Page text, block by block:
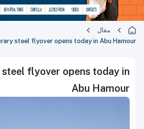
مقال
steel flyover opens today in Abu Hamour
flyover opens today in
Abu Hamour